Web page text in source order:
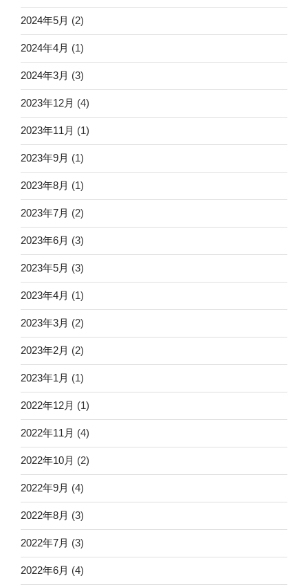
2024年5月 (2)
2024年4月 (1)
2024年3月 (3)
2023年12月 (4)
2023年11月 (1)
2023年9月 (1)
2023年8月 (1)
2023年7月 (2)
2023年6月 (3)
2023年5月 (3)
2023年4月 (1)
2023年3月 (2)
2023年2月 (2)
2023年1月 (1)
2022年12月 (1)
2022年11月 (4)
2022年10月 (2)
2022年9月 (4)
2022年8月 (3)
2022年7月 (3)
2022年6月 (4)